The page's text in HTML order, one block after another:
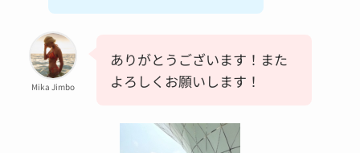
Mika Jimbo
ありがとうございます！また
よろしくお願いします！